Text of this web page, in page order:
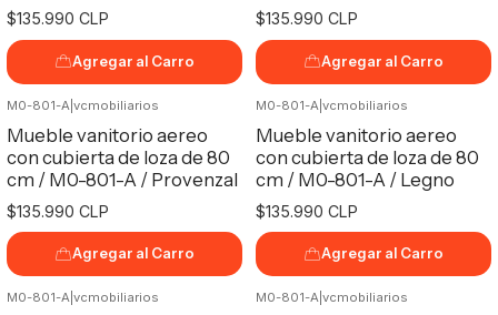
$135.990 CLP
Agregar al Carro
$135.990 CLP
Agregar al Carro
M0-801-A vcmobiliarios
Mueble vanitorio aereo
con cubierta de loza de 80
cm / M0-801-A / Provenzal
$135.990 CLP
Agregar al Carro
M0-801-A vcmobiliarios
Mueble vanitorio aereo
con cubierta de loza de 80
cm / M0-801-A / Legno
$135.990 CLP
Agregar al Carro
M0-801-A| vcmobiliarios M0-801-A| vcmobiliarios